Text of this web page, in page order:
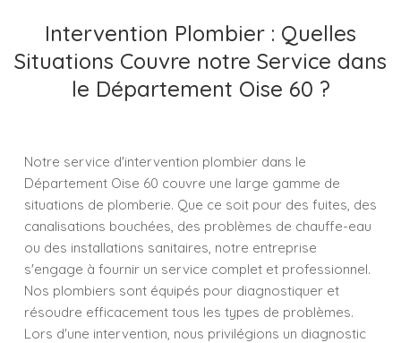
Intervention Plombier : Quelles
Situations Couvre notre Service dans
le Département Oise 60 ?
Notre service d'intervention plombier dans le
Département Oise 60 couvre une large gamme de
situations de plomberie. Que ce soit pour des fuites, des
canalisations bouchées, des problèmes de chauffe-eau
ou des installations sanitaires, notre entreprise
s'engage à fournir un service complet et professionnel.
Nos plombiers sont équipés pour diagnostiquer et
résoudre efficacement tous les types de problèmes.
Lors d'une intervention, nous privilégions un diagnostic